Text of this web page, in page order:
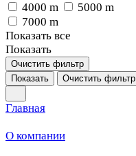
4000 m
5000 m
7000 m
Показать все
Показать
Очистить фильтр
Показать
Очистить фильтр
Главная
О компании